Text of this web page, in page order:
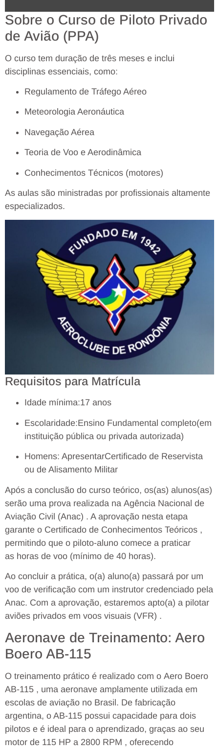
Sobre o Curso de Piloto Privado
de Avião (PPA)
O curso tem duração de três meses e inclui
disciplinas essenciais, como:
Regulamento de Tráfego Aéreo
Meteorologia Aeronáutica
Navegação Aérea
Teoria de Voo e Aerodinâmica
Conhecimentos Técnicos (motores)
As aulas são ministradas por profissionais altamente
especializados.
Requisitos para Matrícula
Idade mínima:17 anos
Escolaridade:Ensino Fundamental completo(em
instituição pública ou privada autorizada)
Homens: ApresentarCertificado de Reservista
ou de Alisamento Militar
Após a conclusão do curso teórico, os(as) alunos(as)
serão uma prova realizada na Agência Nacional de
Aviação Civil (Anac) . A aprovação nesta etapa
garante o Certificado de Conhecimentos Teóricos ,
permitindo que o piloto-aluno comece a praticar
as horas de voo (mínimo de 40 horas).
Ao concluir a prática, o(a) aluno(a) passará por um
voo de verificação com um instrutor credenciado pela
Anac. Com a aprovação, estaremos apto(a) a pilotar
aviões privados em voos visuais (VFR) .
Aeronave de Treinamento: Aero
Boero AB-115
O treinamento prático é realizado com o Aero Boero
AB-115 , uma aeronave amplamente utilizada em
escolas de aviação no Brasil. De fabricação
argentina, o AB-115 possui capacidade para dois
pilotos e é ideal para o aprendizado, graças ao seu
motor de 115 HP a 2800 RPM , oferecendo